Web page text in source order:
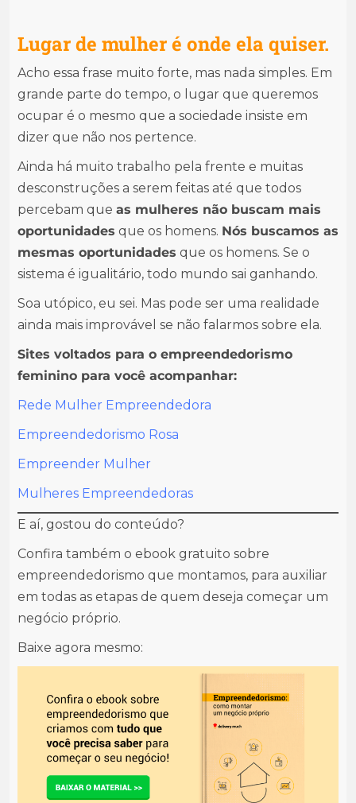
Lugar de mulher é onde ela quiser.
Acho essa frase muito forte, mas nada simples. Em
grande parte do tempo, o lugar que queremos
ocupar é o mesmo que a sociedade insiste em
dizer que não nos pertence.
Ainda há muito trabalho pela frente e muitas
desconstruções a serem feitas até que todos
percebam que as mulheres não buscam mais
oportunidades que os homens. Nós buscamos as
mesmas oportunidades que os homens. Se o
sistema é igualitário, todo mundo sai ganhando.
Soa utópico, eu sei. Mas pode ser uma realidade
ainda mais improvável se não falarmos sobre ela.
Sites voltados para o empreendedorismo
feminino para você acompanhar:
Rede Mulher Empreendedora
Empreendedorismo Rosa
Empreender Mulher
Mulheres Empreendedoras
E aí, gostou do conteúdo?
Confira também o ebook gratuito sobre
empreendedorismo que montamos, para auxiliar
em todas as etapas de quem deseja começar um
negócio próprio.
Baixe agora mesmo: